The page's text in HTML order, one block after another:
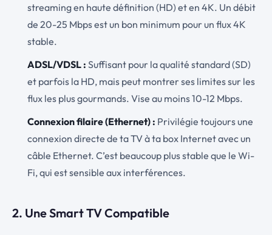
streaming en haute définition (HD) et en 4K. Un débit
de 20-25 Mbps est un bon minimum pour un flux 4K
stable.
ADSL/VDSL : Suffisant pour la qualité standard (SD)
et parfois la HD, mais peut montrer ses limites sur les
flux les plus gourmands. Vise au moins 10-12 Mbps.
Connexion filaire (Ethernet) : Privilégie toujours une
connexion directe de ta TV à ta box Internet avec un
câble Ethernet. C’est beaucoup plus stable que le Wi-
Fi, qui est sensible aux interférences.
2. Une Smart TV Compatible